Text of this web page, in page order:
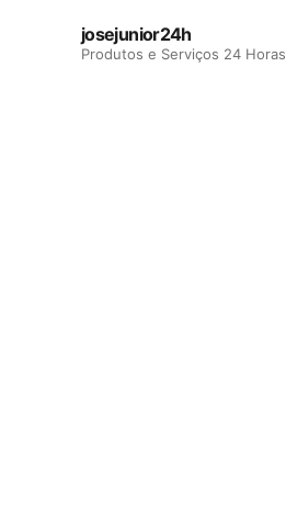
josejunior24h
Produtos e Serviços 24 Horas